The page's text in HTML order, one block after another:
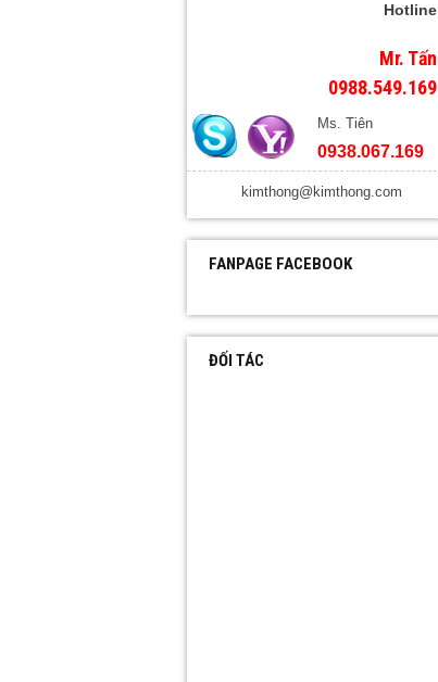
Hotline
Mr. Tấn
0988.549.169
Ms. Tiên
0938.067.169
kimthong@kimthong.com
FANPAGE FACEBOOK
ĐỐI TÁC